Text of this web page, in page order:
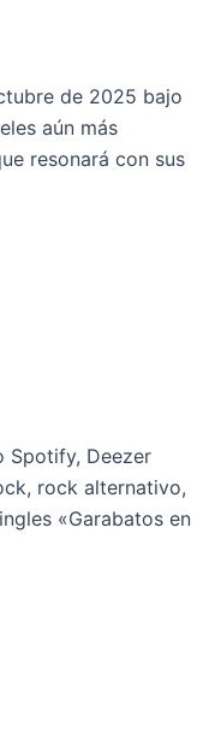
de 2025 bajo
aún más
resonará con sus
Spotify, Deezer
rock alternativo,
«Garabatos en